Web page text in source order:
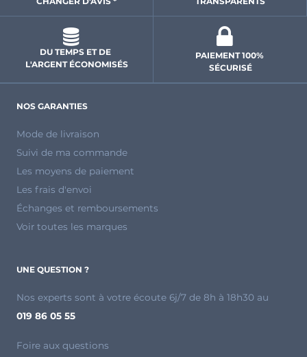
DU TEMPS ET DE
L'ARGENT ÉCONOMISÉS
PAIEMENT 100%
SÉCURISÉ
NOS GARANTIES
Mode de livraison
Suivi de ma commande
Les moyens de paiement
Les frais d'envoi
Échanges et remboursements
Voir toutes les marques
UNE QUESTION ?
Nos experts sont à votre écoute 6j/7 de 8h à 18h30 au
019 86 05 55
Foire aux questions